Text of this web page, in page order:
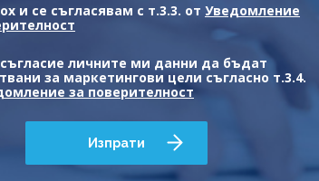
и се съгласявам с т.3.3. от Уведомление
личните ми данни да бъдат
за маркетингови цели съгласно т.3.4.
за поверителност
Изпрати